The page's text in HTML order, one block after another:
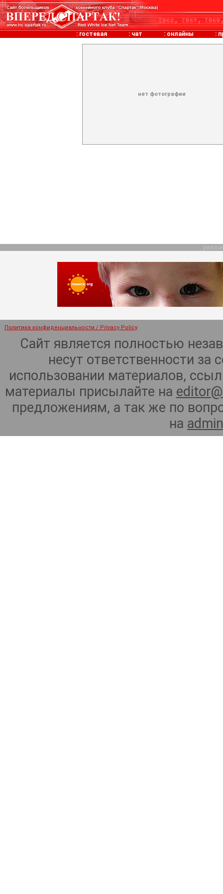
: гостевая : чат : онлайны :
нет фотографии
Политика конфиденциальности / Privacy Policy
Сайт является полностью
несут ответственности
использовании материалов,
материалы присылайте на
предложениям, а так же по
на